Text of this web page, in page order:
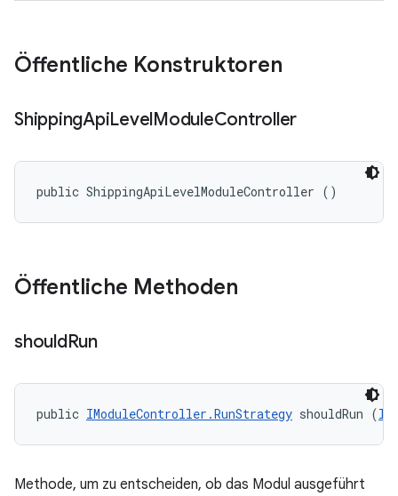
Öffentliche Konstruktoren
ShippingApiLevelModuleController
public ShippingApiLevelModuleController ()
Öffentliche Methoden
shouldRun
public IModuleController.RunStrategy shouldRun (
Methode, um zu entscheiden, ob das Modul ausgeführt